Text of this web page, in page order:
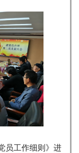
工作细则》进